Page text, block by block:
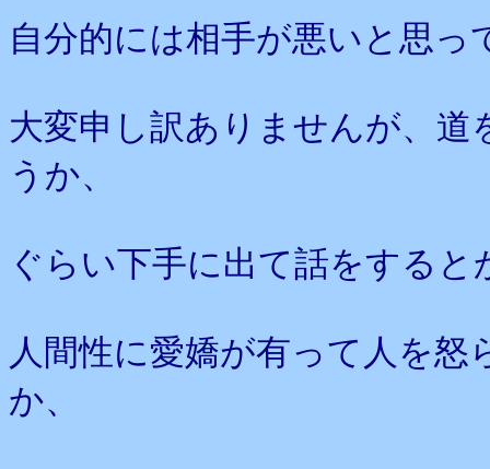
自分的には相手が悪いと思っ
大変申し訳ありませんが、
うか、
ぐらい下手に出て話をすると
人間性に愛嬌が有って人を
か、